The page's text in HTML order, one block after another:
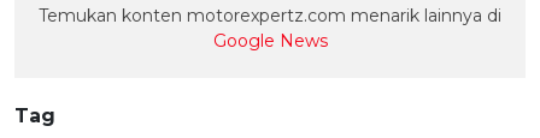
Temukan konten motorexpertz.com menarik lainnya di
Google News
Tag